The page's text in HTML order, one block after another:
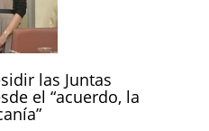
las Juntas
el “acuerdo, la